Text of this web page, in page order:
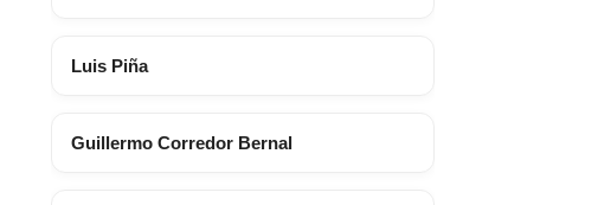
Luis Piña
Guillermo Corredor Bernal